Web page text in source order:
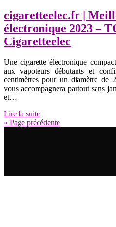
cigaretteelec.fr |
électronique 2023 –
Cigaretteelec
Une cigarette électronique
aux vapoteurs débutants et
centimètres pour un diamètre de
vous accompagnera partout sans
et…
Lire la suite
« Page précédente